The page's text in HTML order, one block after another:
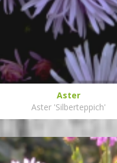
Aster
Aster 'Silberteppich'